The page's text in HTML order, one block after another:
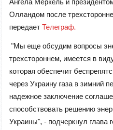
Ангела Меркель и
Олландом после
передает Телеграф.
"Мы еще обсудим вопросы
трехстороннем, имеется в
которая обеспечит
через Украину газа в зимний
надежное заключение
способствовать решению
Украины", - подчеркнул глава